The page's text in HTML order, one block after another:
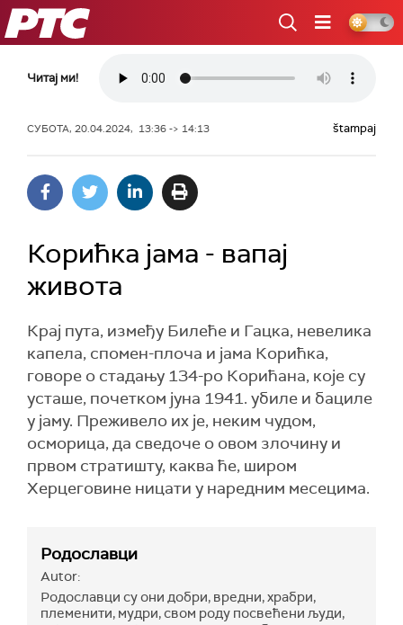
РТС
Читај ми!
СУБОТА, 20.04.2024, 13:36 -> 14:13 štampaj
Корићка јама - вапај
живота
Крај пута, између Билеће и Гацка, невелика
капела, спомен-плоча и јама Корићка,
говоре о стадању 134-ро Корићана, које су
усташе, почетком јуна 1941. убиле и бациле
у јаму. Преживело их је, неким чудом,
осморица, да сведоче о овом злочину и
првом стратишту, каква ће, широм
Херцеговине ницати у наредним месецима.
Родославци
Autor:
Родославци су они добри, вредни, храбри,
племенити, мудри, свом роду посвећени људи,